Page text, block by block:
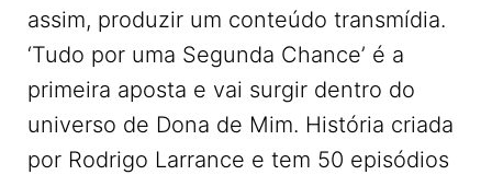
assim, produzir um conteúdo transmídia.
‘Tudo por uma Segunda Chance’ é a
primeira aposta e vai surgir dentro do
universo de Dona de Mim. História criada
por Rodrigo Larrance e tem 50 episódios